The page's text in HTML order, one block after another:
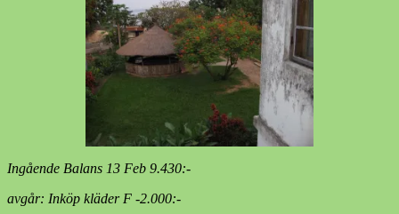
Ingående Balans 13 Feb 9.430:-
avgår: Inköp kläder F -2.000:-